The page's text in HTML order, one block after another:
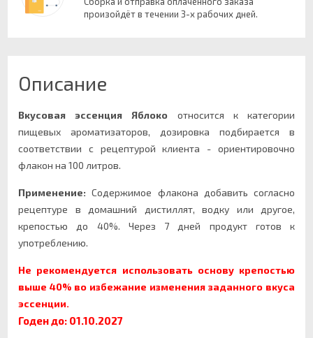
произойдёт в течении 3-х рабочих дней.
Описание
Вкусовая эссенция Яблоко относится к категории
пищевых ароматизаторов, дозировка подбирается в
соответствии с рецептурой клиента - ориентировочно
флакон на 100 литров.
Применение: Содержимое флакона добавить согласно
рецептуре в домашний дистиллят, водку или другое,
крепостью до 40%. Через 7 дней продукт готов к
употреблению.
Не рекомендуется использовать основу крепостью
выше 40% во избежание изменения заданного вкуса
эссенции.
Годен до: 01.10.2027